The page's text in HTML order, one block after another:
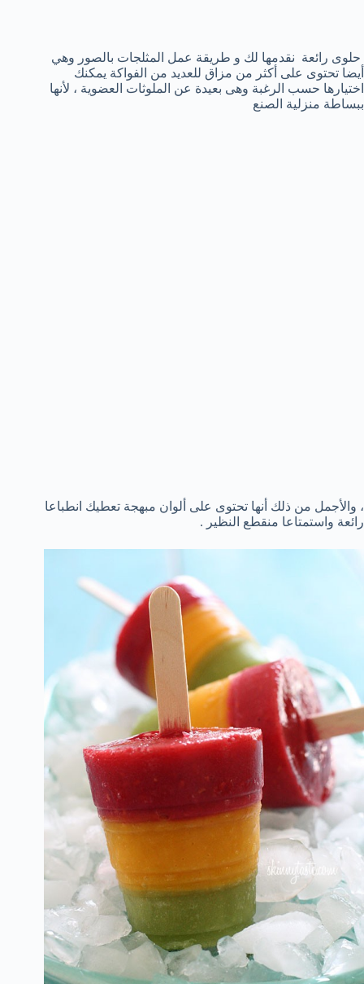
حلوى رائعة نقدمها لك و طريقة عمل المثلجات بالصور وهي
أيضا تحتوى على أكثر من مزاق للعديد من الفواكة يمكنك
اختيارها حسب الرغبة وهى بعيدة عن الملوثات العضوية ، لأنها
ببساطة منزلية الصنع
، والأجمل من ذلك أنها تحتوى على ألوان مبهجة تعطيك انطباعا
رائعة واستمتاعا منقطع النظير .